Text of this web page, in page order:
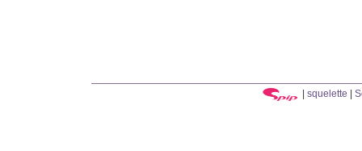
| squelette |